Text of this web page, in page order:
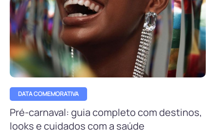
DATA COMEMORATIVA
Pré-carnaval: guia completo com destinos,
looks e cuidados com a saúde